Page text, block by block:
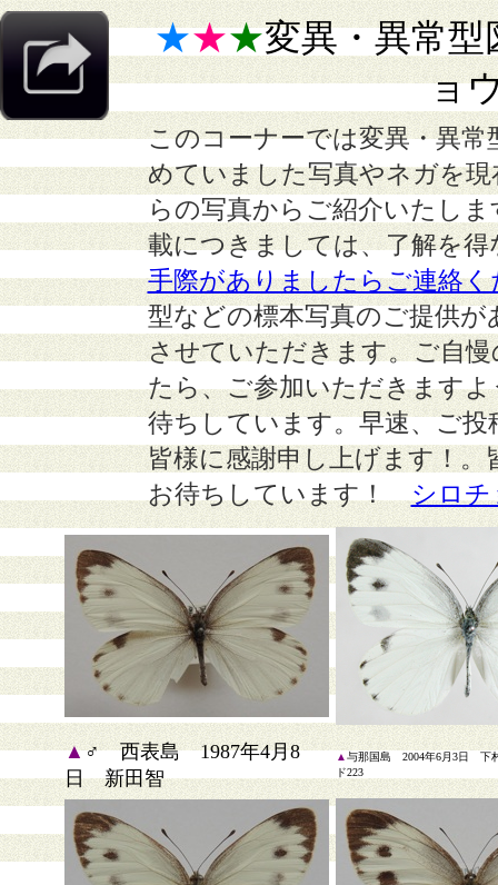
★★★変異・異常型
ョ
このコーナーでは変異・異
めていました写真やネガを
らの写真からご紹介いたし
載につきましては、了解を
手際がありましたらご連絡く
型などの標本写真のご提供
させていただきます。ご自
たら、ご参加いただきます
待ちしています。早速、ご
皆様に感謝申し上げます！
お待ちしています！
シロチ
▲♂ 西表島 1987年4月8
日 新田智
▲与那国島 2004年6月3日 下
ド223